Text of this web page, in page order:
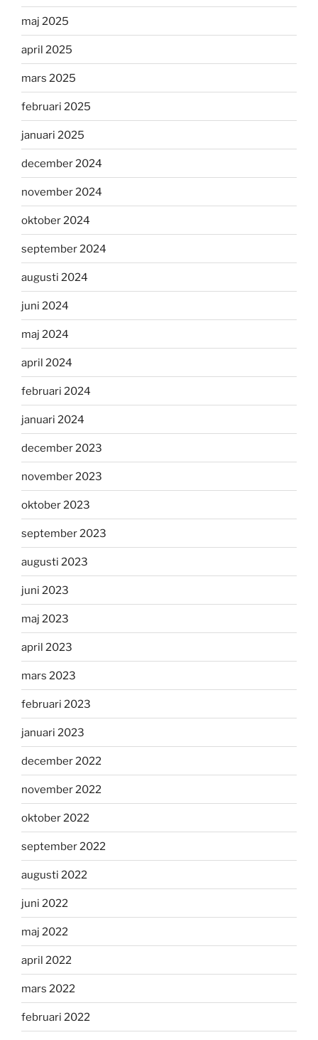
maj 2025
april 2025
mars 2025
februari 2025
januari 2025
december 2024
november 2024
oktober 2024
september 2024
augusti 2024
juni 2024
maj 2024
april 2024
februari 2024
januari 2024
december 2023
november 2023
oktober 2023
september 2023
augusti 2023
juni 2023
maj 2023
april 2023
mars 2023
februari 2023
januari 2023
december 2022
november 2022
oktober 2022
september 2022
augusti 2022
juni 2022
maj 2022
april 2022
mars 2022
februari 2022